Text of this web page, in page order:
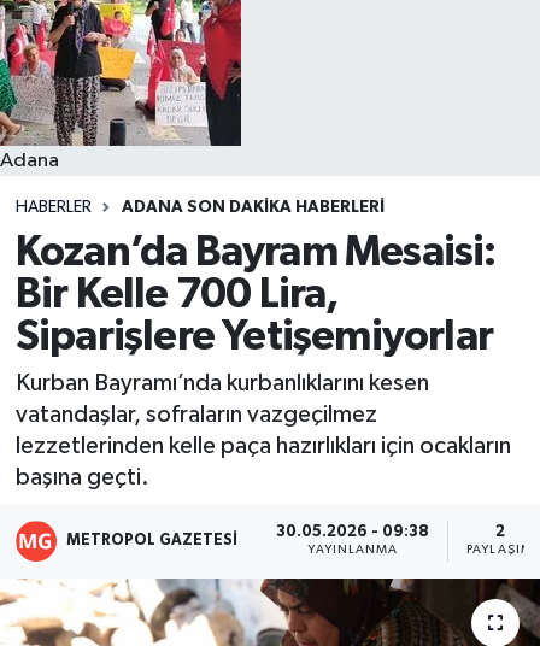
Adana
HABERLER ADANA SON DAKIKA HABERLERI
Kozan’da Bayram Mesaisi:
Bir Kelle 700 Lira,
Siparişlere Yetişemiyorlar
Kurban Bayramı’nda kurbanlıklarını kesen
vatandaşlar, sofraların vazgeçilmez
lezzetlerinden kelle paça hazırlıkları için ocakların
başına geçti.
METROPOL GAZETESI 30.05.2026 - 09:38
YAYINLANMA
2
PAYLAŞIM
Resmi İlanlar